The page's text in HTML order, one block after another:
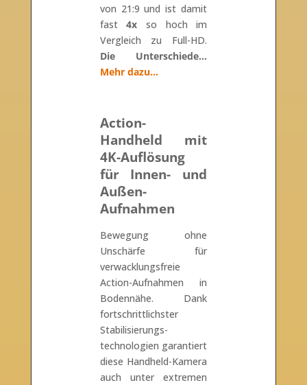
von 21:9 und ist damit
fast4x so hoch im
Vergleich zu Full-HD.
Die Unterschiede…
Mehr dazu…
Action-
Handheld mit
4K-Auflösung
für Innen- und
Außen-
Aufnahmen
Bewegung ohne
Unschärfe für
verwacklungsfreie
Action-Aufnahmen in
Bodennähe. Dank
fortschrittlichster
Stabilisierungs-
technologien garantiert
diese Handheld-Kamera
auch unter extremen